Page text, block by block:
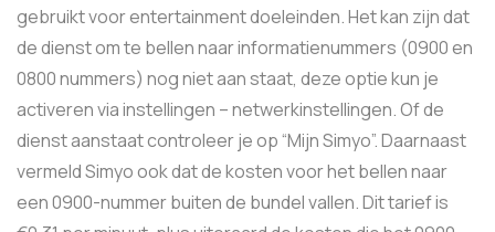
gebruikt voor entertainment doeleinden. Het kan zijn dat
de dienst om te bellen naar informatienummers (0900 en
0800 nummers) nog niet aan staat, deze optie kun je
activeren via instellingen – netwerkinstellingen. Of de
dienst aanstaat controleer je op “Mijn Simyo”. Daarnaast
vermeld Simyo ook dat de kosten voor het bellen naar
een 0900-nummer buiten de bundel vallen. Dit tarief is